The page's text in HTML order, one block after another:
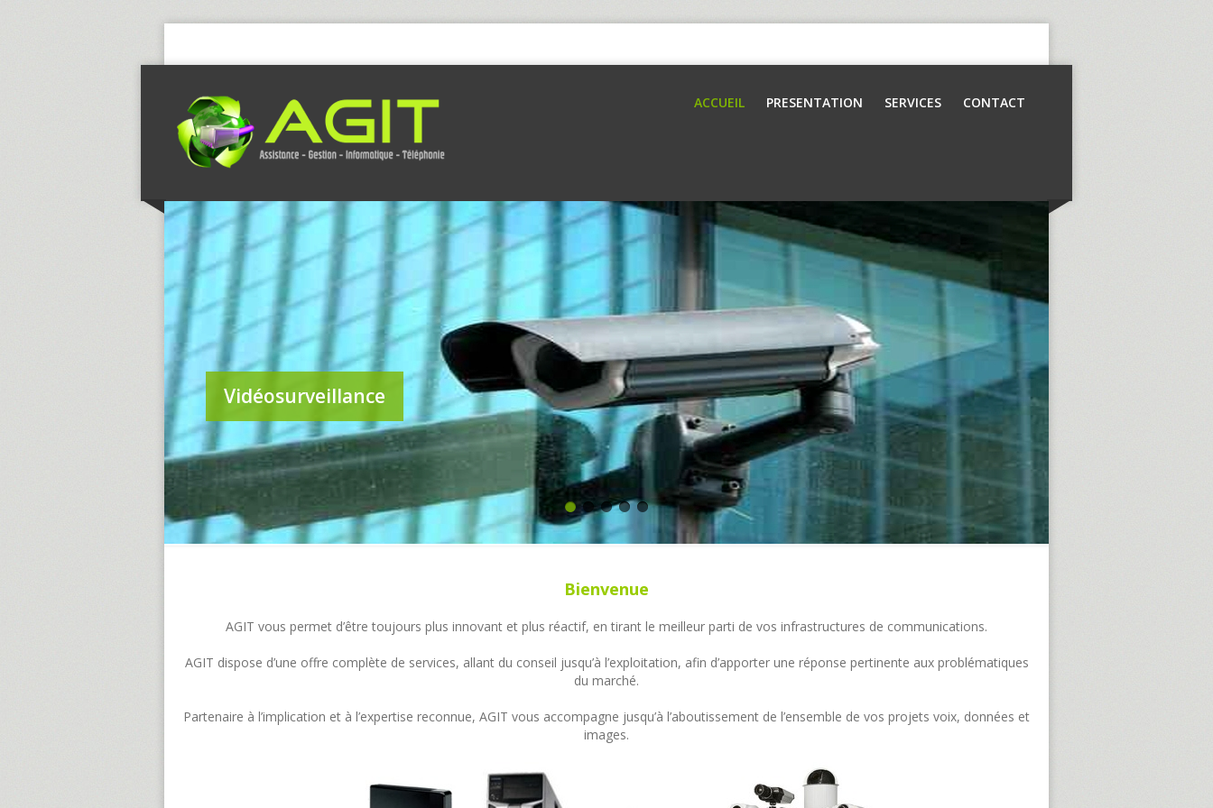
ACCUEIL PRESENTATION SERVICES CONTACT
Vidéosurveillance
Bienvenue
AGIT vous permet d’être toujours plus innovant et plus réactif, en tirant le meilleur parti de vos infrastructures de communications.
AGIT dispose d’une offre complète de services, allant du conseil jusqu’à l’exploitation, afin d’apporter une réponse pertinente aux problématiques
du marché.
Partenaire à l’implication et à l’expertise reconnue, AGIT vous accompagne jusqu’à l’aboutissement de l’ensemble de vos projets voix, données et
images.